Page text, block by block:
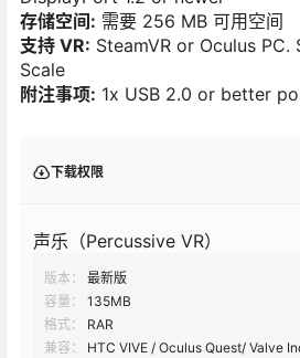
存储空间: 需要 256 MB 可用空间
支持 VR: SteamVR or Oculus
Scale
附注事项: 1x USB 2.0 or better
下载权限
声乐（Percussive VR）
版本：
最新版
容量：
135MB
格式：
RAR
兼容：
HTC VIVE / Oculus Quest/ Valve